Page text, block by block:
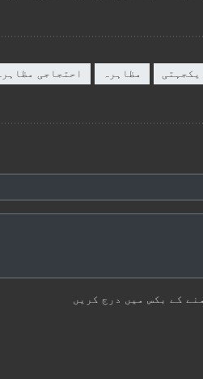
مظاہرہ احتجاجی مظاہرہ
کے بکس میں درج کریں